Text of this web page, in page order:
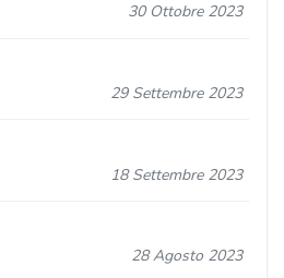
30 Ottobre 2023
29 Settembre 2023
18 Settembre 2023
28 Agosto 2023